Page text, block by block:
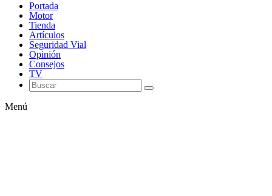
Portada
Motor
Tienda
Artículos
Seguridad Vial
Opinión
Consejos
TV
Menú